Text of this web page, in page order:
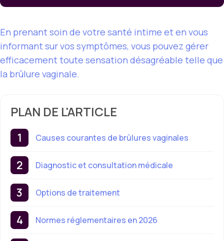
En prenant soin de votre santé intime et en vous
informant sur vos symptômes, vous pouvez gérer
efficacement toute sensation désagréable telle que
la brûlure vaginale.
PLAN DE L'ARTICLE
Causes courantes de brûlures vaginales
Diagnostic et consultation médicale
Options de traitement
Normes réglementaires en 2026